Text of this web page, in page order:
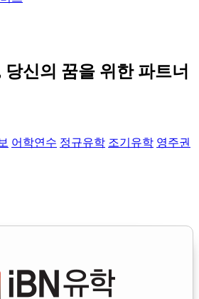
신의 꿈을 위한 파트너
어학연수 정규유학 조기유학 영주권